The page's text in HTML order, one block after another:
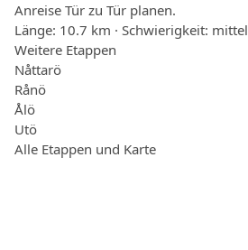
Anreise Tür zu Tür planen.
Länge: 10.7 km · Schwierigkeit: mittel
Weitere Etappen
Nåttarö
Rånö
Ålö
Utö
Alle Etappen und Karte